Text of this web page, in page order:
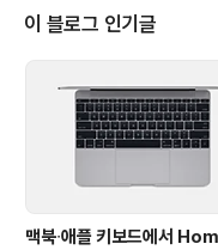
개선점이 하나 더 있습니다. 시스
를 빠르게 열 수 있는 Finder의 '
전반에 걸쳐 폴더와 파일에 쉽
동...'에 자동완성 기능과 경로 제
다. 파인더에서 command +
이 블로그 인기글
맥북∙애플 키보드에서